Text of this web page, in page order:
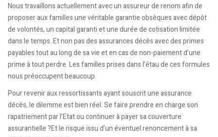
Nous travaillons actuellement avec un assureur de renom afin de
proposer aux familles une véritable garantie obsèques avec dépôt
de volontés, un capital garanti et une durée de cotisation limitée
dans le temps. Et non pas des assurances décès avec des primes
payables tout au long de sa vie et en cas de non-paiement d’une
prime à tout perdre. Les familles prises dans l’étau de ces formules
nous préoccupent beaucoup.
Pour revenir aux ressortissants ayant souscrit une assurance
décès, le dilemme est bien réel. Se faire prendre en charge son
rapatriement par l’Etat ou continuer à payer sa couverture
assurantielle ?Et le risque issu d’un éventuel renoncement à sa